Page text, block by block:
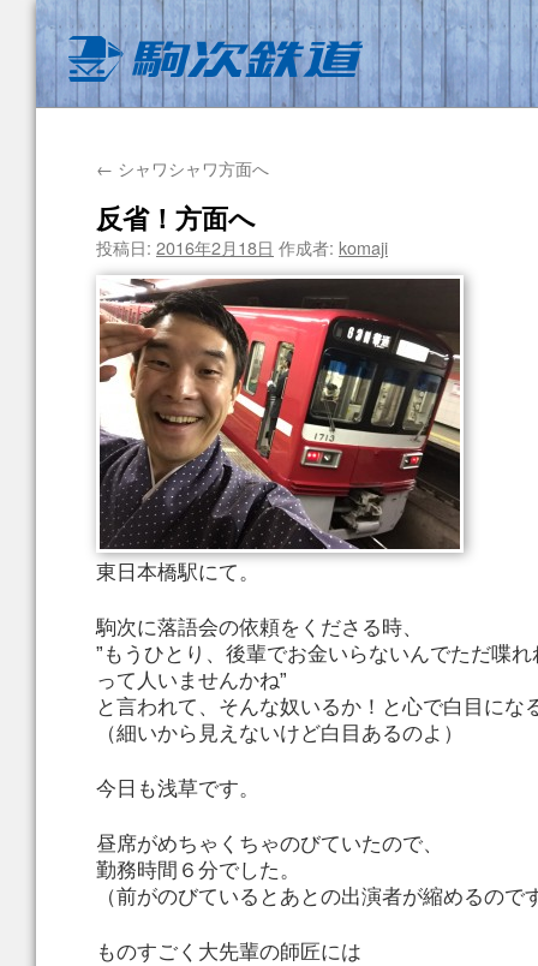
← シャワシャワ方面へ
反省！方面へ
投稿日: 2016年2月18日 作成者: komaji
東日本橋駅にて。
駒次に落語会の依頼をくださる時、
”もうひとり、後輩でお金いらないんでただ喋
って人いませんかね”
と言われて、そんな奴いるか！と心で白目にな
（細いから見えないけど白目あるのよ）
今日も浅草です。
昼席がめちゃくちゃのびていたので、
勤務時間６分でした。
（前がのびているとあとの出演者が縮めるので
ものすごく大先輩の師匠には